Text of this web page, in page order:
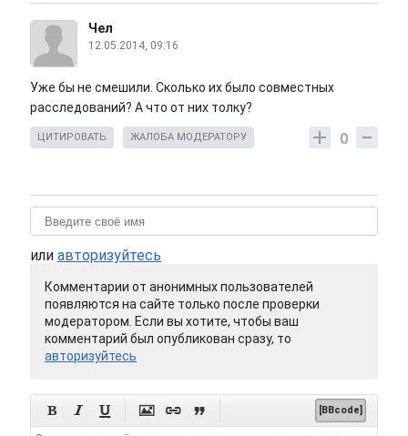
Чел
12.05.2014, 09:16
Уже бы не смешили. Сколько их было совместных
расследований? А что от них толку?
0
ЦИТИРОВАТЬ ЖАЛОБА МОДЕРАТОРУ
или авторизуйтесь
Комментарии от анонимных пользователей
появляются на сайте только после проверки
модератором. Если вы хотите, чтобы ваш
комментарий был опубликован сразу, то
авторизуйтесь
      [BBcode]